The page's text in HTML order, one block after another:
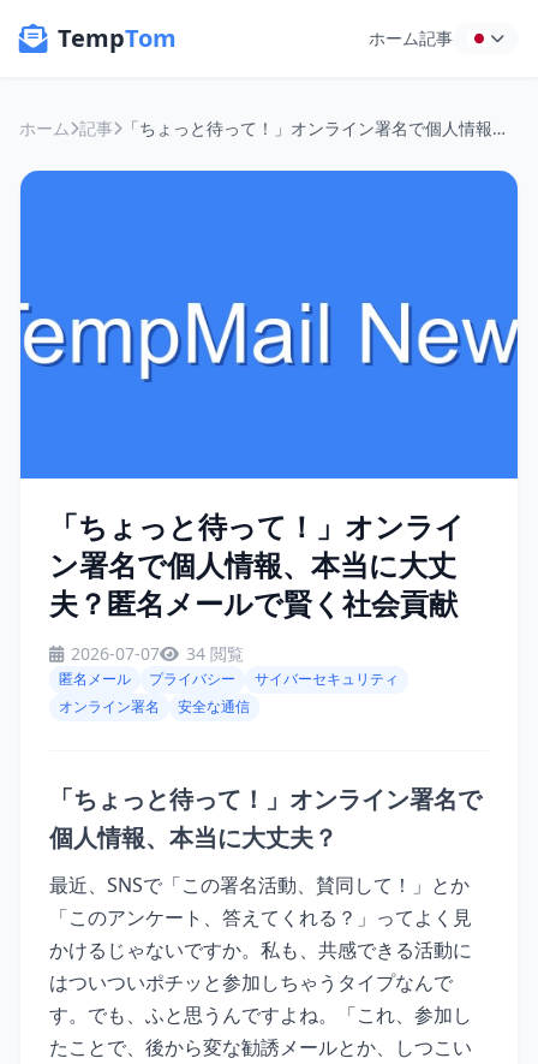
TempTom ホーム記事
ホーム 記事 「ちょっと待って！」オンライン署名で個人情報、本当に大丈夫？匿名メールで賢く社会貢献
「ちょっと待って！」オンライ
ン署名で個人情報、本当に大丈
夫？匿名メールで賢く社会貢献
2026-07-07 34 閲覧
匿名メール プライバシー
サイバーセキュリティ
オンライン署名
安全な通信
「ちょっと待って！」オンライン署名で
個人情報、本当に大丈夫？
最近、SNSで「この署名活動、賛同して！」とか
「このアンケート、答えてくれる？」ってよく見
かけるじゃないですか。私も、共感できる活動に
はついついポチッと参加しちゃうタイプなんで
す。でも、ふと思うんですよね。「これ、参加し
たことで、後から変な勧誘メールとか、しつこい